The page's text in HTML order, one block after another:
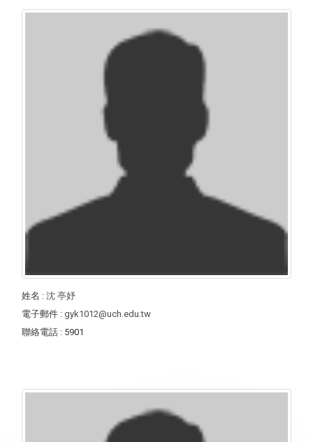
姓名 : 沈 亭妤
電子郵件 : gyk1012@uch.edu.tw
聯絡電話 : 5901